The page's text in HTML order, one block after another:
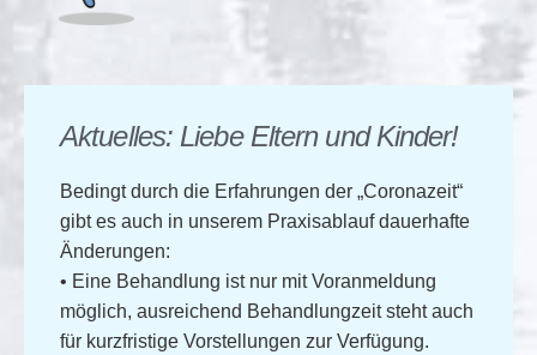
Aktuelles: Liebe Eltern und Kinder!
Bedingt durch die Erfahrungen der „Coronazeit“
gibt es auch in unserem Praxisablauf dauerhafte
Änderungen:
• Eine Behandlung ist nur mit Voranmeldung
möglich, ausreichend Behandlungzeit steht auch
für kurzfristige Vorstellungen zur Verfügung.